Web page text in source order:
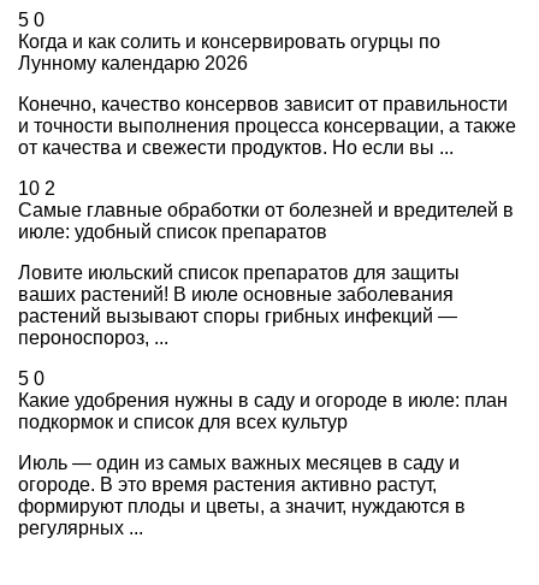
5 0
Когда и как солить и консервировать огурцы по
Лунному календарю 2026
Конечно, качество консервов зависит от правильности
и точности выполнения процесса консервации, а также
от качества и свежести продуктов. Но если вы ...
10 2
Самые главные обработки от болезней и вредителей в
июле: удобный список препаратов
Ловите июльский список препаратов для защиты
ваших растений! В июле основные заболевания
растений вызывают споры грибных инфекций —
пероноспороз, ...
5 0
Какие удобрения нужны в саду и огороде в июле: план
подкормок и список для всех культур
Июль — один из самых важных месяцев в саду и
огороде. В это время растения активно растут,
формируют плоды и цветы, а значит, нуждаются в
регулярных ...